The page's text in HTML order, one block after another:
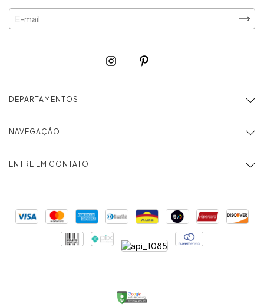
DEPARTAMENTOS
NAVEGAÇÃO
ENTRE EM CONTATO